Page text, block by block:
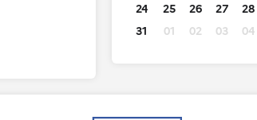
24
25 26 27 28
31
01 02 03 04